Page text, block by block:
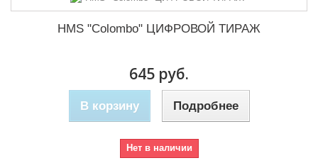
HMS "Colombo" ЦИФРОВОЙ ТИРАЖ
645 руб.
В корзину Подробнее
Нет в наличии